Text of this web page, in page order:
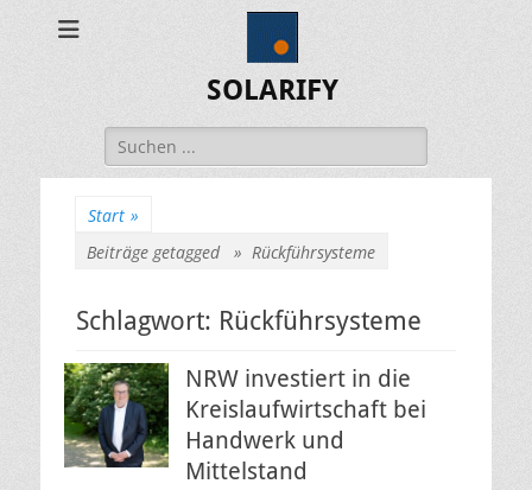
SOLARIFY
Suchen
nach:
Start »
Beiträge getagged » Rückführsysteme
Schlagwort: Rückführsysteme
NRW investiert in die
Kreislaufwirtschaft bei
Handwerk und
Mittelstand